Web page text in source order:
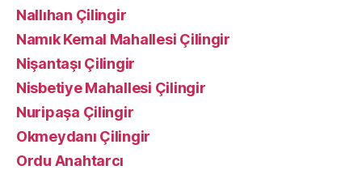
Nallıhan Çilingir
Namık Kemal Mahallesi Çilingir
Nişantaşı Çilingir
Nisbetiye Mahallesi Çilingir
Nuripaşa Çilingir
Okmeydanı Çilingir
Ordu Anahtarcı